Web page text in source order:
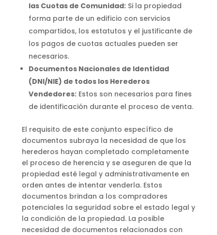
las Cuotas de Comunidad:Si la propiedad
forma parte de un edificio con servicios
compartidos, los estatutos y el justificante de
los pagos de cuotas actuales pueden ser
necesarios.
Documentos Nacionales de Identidad
(DNI/NIE) de todos los Herederos
Vendedores:Estos son necesarios para fines
de identificación durante el proceso de venta.
El requisito de este conjunto específico de
documentos subraya la necesidad de que los
herederos hayan completado completamente
el proceso de herencia y se aseguren de que la
propiedad esté legal y administrativamente en
orden antes de intentar venderla. Estos
documentos brindan a los compradores
potenciales la seguridad sobre el estado legal y
la condición de la propiedad. La posible
necesidad de documentos relacionados con